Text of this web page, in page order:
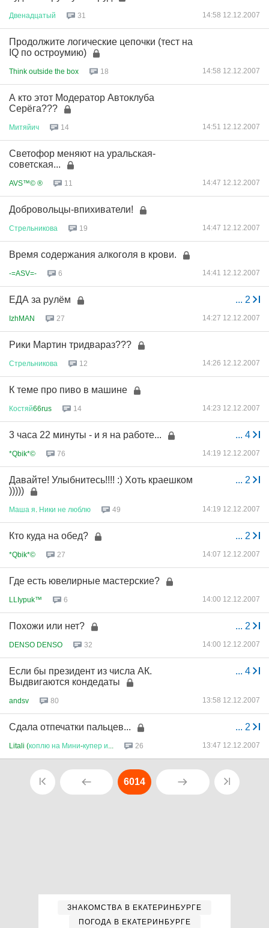
Двенадцатый 31 14:58 12.12.2007
Продолжите логические цепочки (тест на
IQ по остроумию)
Think outside the box 18 14:58 12.12.2007
А кто этот Модератор Автоклуба
Серёга???
Митяйич 14 14:51 12.12.2007
Светофор меняют на уральская-
советская...
AVS™© ® 11 14:47 12.12.2007
Добровольцы-впихиватели!
Стрельникова 19 14:47 12.12.2007
Время содержания алкоголя в крови.
-=ASV=- 6 14:41 12.12.2007
... 2
ЕДА за рулём
IzhMAN 27 14:27 12.12.2007
Рики Мартин тридвараз???
Стрельникова 12 14:26 12.12.2007
К теме про пиво в машине
Костяй66rus 14 14:23 12.12.2007
... 4
3 часа 22 минуты - и я на работе...
*Qbik*© 76 14:19 12.12.2007
... 2
Давайте! Улыбнитесь!!!! :) Хоть краешком
)))))
Маша я Ники не люблю 49 14:19 12.12.2007
... 2
Кто куда на обед?
*Qbik*© 27 14:07 12.12.2007
Где есть ювелирные мастерские?
LLIypuk™ 6 14:00 12.12.2007
... 2
Похожи или нет?
DENSO DENSO 32 14:00 12.12.2007
... 4
Если бы президент из числа АК.
Выдвигаются кондедаты
andsv 80 13:58 12.12.2007
... 2
Сдала отпечатки пальцев...
Litali (коплю на Мини-купер и 26 13:47 12.12.2007
6014
ЗНАКОМСТВА В ЕКАТЕРИНБУРГЕ
ПОГОДА В ЕКАТЕРИНБУРГЕ